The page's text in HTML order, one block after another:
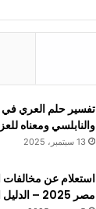
تفسير حلم العري في
والنابلسي ومعناه
13 سبتمبر، 2025
استعلام عن مخالفات
مصر 2025 – الدليل الشامل